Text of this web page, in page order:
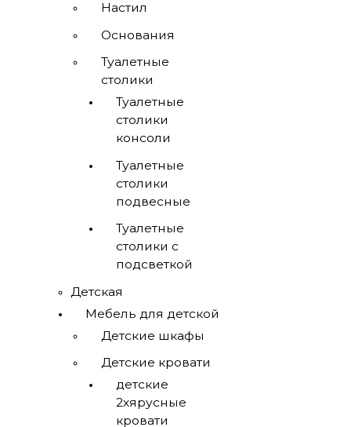
Настил
Основания
Туалетные
столики
Туалетные
столики
консоли
Туалетные
столики
подвесные
Туалетные
столики с
подсветкой
Детская
Мебель для детской
Детские шкафы
Детские кровати
детские
2хярусные
кровати